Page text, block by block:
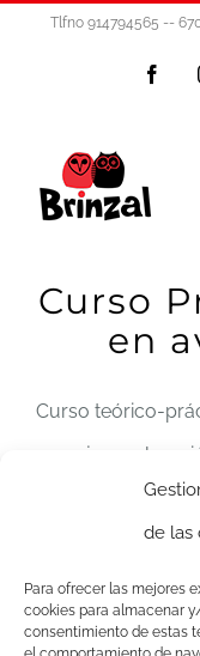
de las
Para ofrecer las mejores
cookies para almacenar
consentimiento de estas
Tlfno 914794565 --
Curso
en
Curso teórico-
manejo,
tratamientos
de aves
en centros de